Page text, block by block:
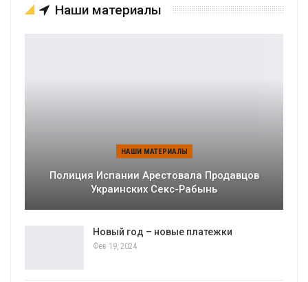
Наши материалы
НАШИ МАТЕРИАЛЫ
Полиция Испании Арестовала Продавцов
Украинских Секс-Рабынь
Новый год – новые платежки
Фев 19, 2024